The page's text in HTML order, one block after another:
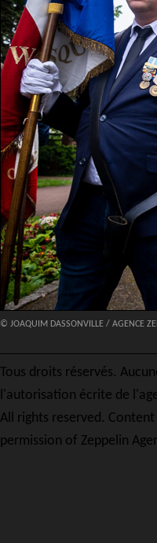
© JOAQUIM DASSONVILLE / AGENCE
Tous droits réservés.
l'autorisation écrite de
All rights reserved.
permission of Zeppelin